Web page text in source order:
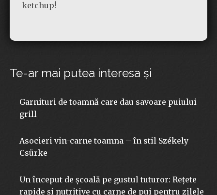
ketchup!
Te-ar mai putea interesa şi
Garnituri de toamnă care dau savoare puiului
grill
Asocieri vin-carne toamna – în stil Székely
Csürke
Un început de școală pe gustul tuturor: Rețete
rapide și nutritive cu carne de pui pentru zilele